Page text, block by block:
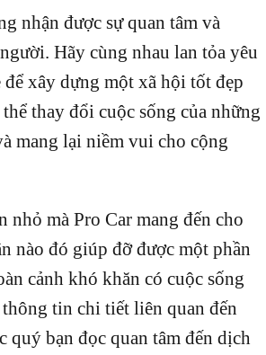
nhận được sự quan tâm và
Hãy cùng nhau lan tỏa yêu
để xây dựng một xã hội tốt đẹp
thay đổi cuộc sống của những
mang lại niềm vui cho cộng
nhỏ mà Pro Car mang đến cho
nào đó giúp đỡ được một phần
cảnh khó khăn có cuộc sống
tin chi tiết liên quan đến
quý bạn đọc quan tâm đến dịch